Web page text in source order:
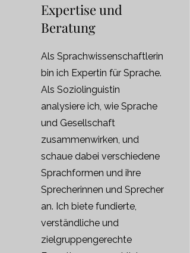
Expertise und
Beratung
Als Sprachwissenschaftlerin
bin ich Expertin für Sprache.
Als Soziolinguistin
analysiere ich, wie Sprache
und Gesellschaft
zusammenwirken, und
schaue dabei verschiedene
Sprachformen und ihre
Sprecherinnen und Sprecher
an. Ich biete fundierte,
verständliche und
zielgruppengerechte